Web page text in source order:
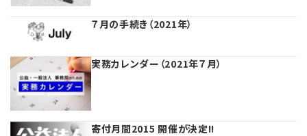
【連載】採用・定着・育成のための人事戦略
【連載】事例に学ぶ立入検査で想定される指摘事項
【連載】シェアコモン200インタビュー
【連載】シェアコモン200 誌上相談室
公益・一般法人オンラインとは
登録案内
専門誌一覧
お問合せ
７月の手続き（2021年）
実務カレンダー（2021年７月）
寄付月間2015 開催が決定!!